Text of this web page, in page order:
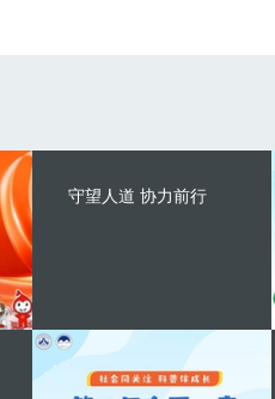
守望人道 协力前行